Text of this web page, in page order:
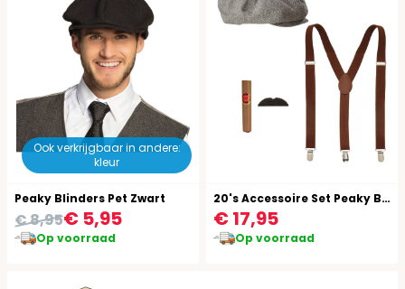
Ook verkrijgbaar in andere:
kleur
Peaky Blinders Pet Zwart
€ 5,95
€ 8,95
Op voorraad
20's Accessoire Set Peaky Blinders
€ 17,95
Op voorraad